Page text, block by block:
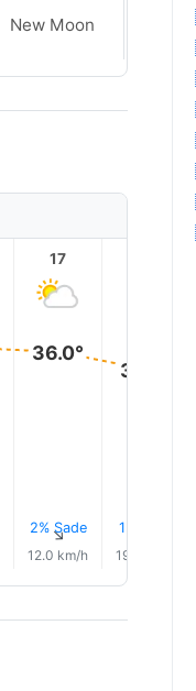
New Moon
17
36.0°
2% Sade
↑
12.0 km/h
34.0°
1% Sade
19.0 km/h